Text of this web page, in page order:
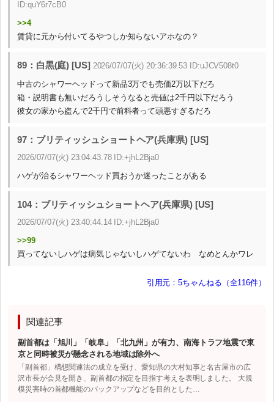
ID:quY6r7cB0
>>4
賃貸に元から付いてるやつしか知らないアホなの？
89：白黒(庭) [US] 2026/07/07(火) 20:36:39.53 ID:uJCV508t0
中古のシャワーヘッドって新品3万でも売価2万以下だろ
箱・説明書も無いだろうしそうなると売値は2千円以下だろう
彼女の家から盗んで2千円で前科者って頭悪すぎるだろ
97：ブリティッシュショートヘア(兵庫県) [US]
2026/07/07(火) 23:04:43.78 ID:+jhL2Bja0
ハゲが治るシャワーヘッド買おうか迷ったことがある
104：ブリティッシュショートヘア(兵庫県) [US]
2026/07/07(火) 23:40:44.14 ID:+jhL2Bja0
>>99
買ってないしハゲは病気じゃないしハゲてないわ なめとんかワレ
引用元：5ちゃんねる（全116件）
関連記事
副首都は「旭川」「岐阜」「北九州」が有力、南海トラフ地震で東
京と同時被災が懸念される地域は除外へ
「副首都」構想関連法の成立を受け、愛知県の大村知事と名古屋市の広
沢市長が会見を開き、副首都の指定を目指す考えを表明しました。 大規
模災害時の首都機能のバックアップなどを目的とした…